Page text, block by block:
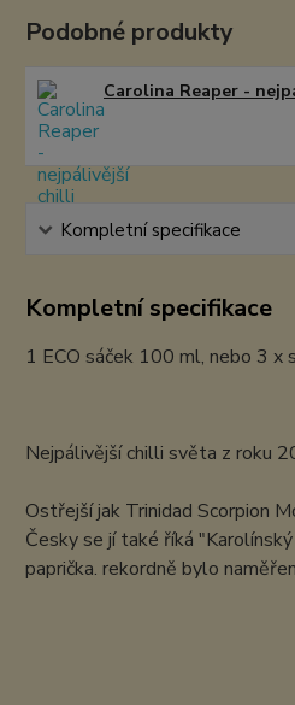
Podobné produkty
Carolina Reaper -
Kompletní specifikace
Kompletní specifikace
1 ECO sáček 100 ml, nebo 3
Nejpálivější chilli světa z roku
Ostřejší jak Trinidad Scorpion
Česky se jí také říká
paprička. rekordně bylo